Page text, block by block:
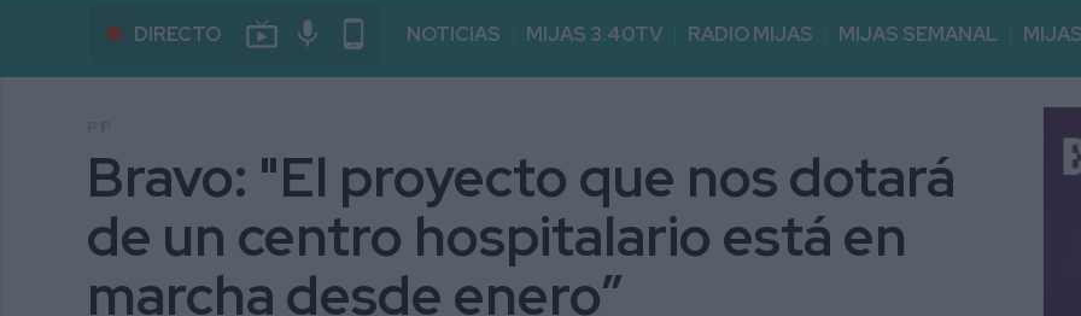
DIRECTO live_tv mic phone_android NOTICIAS MIJAS 3.40TV RADIO MIJAS MIJAS SEMANAL
Bravo: "El proyecto que nos dotará
de un centro hospitalario está en
marcha desde enero”